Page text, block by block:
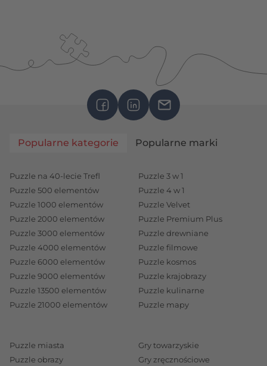
Popularne kategorie Popularne marki
Puzzle na 40-lecie Trefl
Puzzle 500 elementów
Puzzle 1000 elementów
Puzzle 2000 elementów
Puzzle 3000 elementów
Puzzle 4000 elementów
Puzzle 6000 elementów
Puzzle 9000 elementów
Puzzle 13500 elementów
Puzzle 21000 elementów
Puzzle 3 w 1
Puzzle 4 w 1
Puzzle Velvet
Puzzle Premium Plus
Puzzle drewniane
Puzzle filmowe
Puzzle kosmos
Puzzle krajobrazy
Puzzle kulinarne
Puzzle mapy
Puzzle miasta
Puzzle obrazy
Gry towarzyskie
Gry zręcznościowe